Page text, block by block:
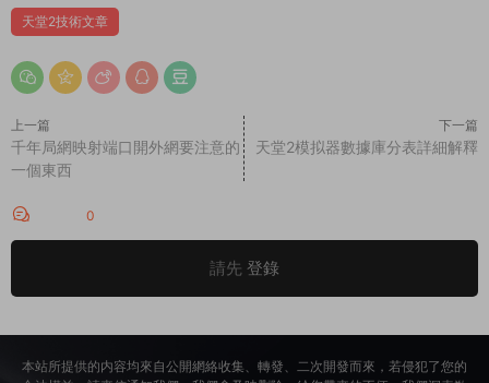
天堂2技術文章
上一篇
千年局網映射端口開外網要注意的
一個東西
下一篇
天堂2模拟器數據庫分表詳細解釋
0
請先 登錄
本站所提供的内容均來自公開網絡收集、轉發、二次開發而來，若侵犯了您的